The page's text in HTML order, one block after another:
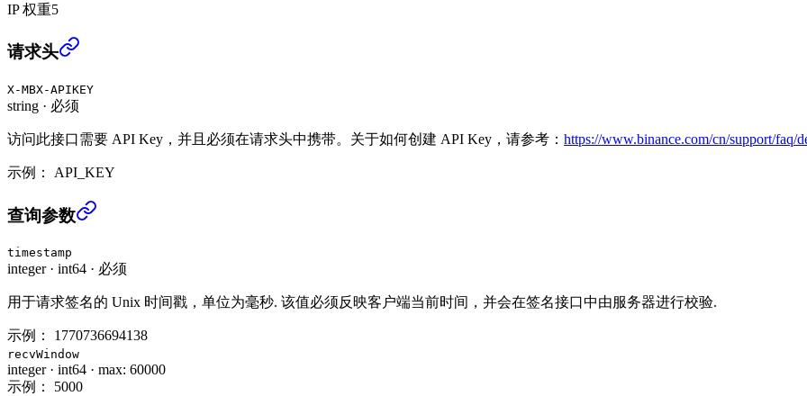
IP 权重5
账户信息V2 (USER_DATA)
请求头
X-MBX-APIKEY
string · 必须
访问此接口需要 API Key，并且必须在请求头中携带。关于如何创建 API Key，请参考： https://www.binance.com/cn/support/faq/
示例： API_KEY
账户信息V2 (USER_DATA)
查询参数
timestamp
integer· int64 · 必须
用于请求签名的 Unix 时间戳，单位为毫秒. 该值必须反映客户端当前时间，并会在签名接口中由服务器进行校验.
示例： 1770736694138
recvWindow
integer· int64 · max: 60000
示例：
5000